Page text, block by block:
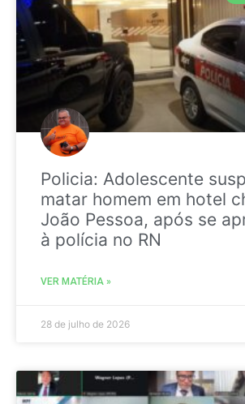
Policia: Adolescente
matar homem em hotel
João Pessoa, após se
à polícia no RN
VER MATÉRIA »
28 de julho de 2026